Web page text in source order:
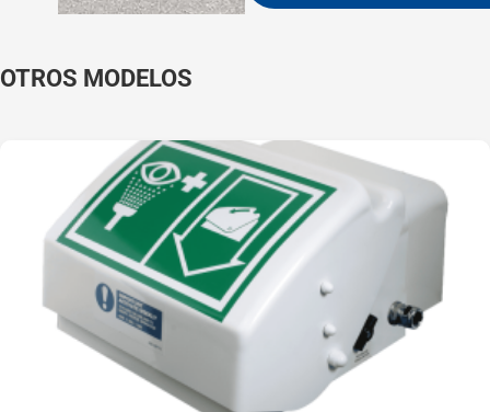
modelo de sobremesa
derrames accidentales.
Solución de
sobremesa que
ahorra espacio en
el laboratorio
Acabado de
poliéster en polvo
verde fácil de
limpiar, perfecto
para el entorno de
OTROS MODELOS